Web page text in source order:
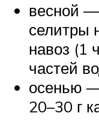
весной
селитры
навоз (1
частей
осенью
20–30 г